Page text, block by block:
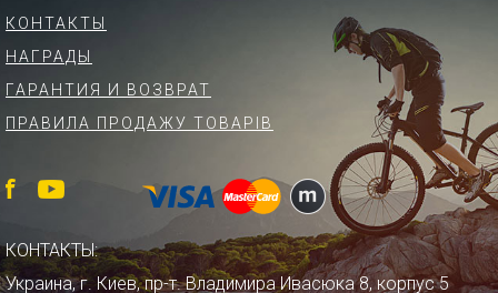
КОНТАКТЫ
НАГРАДЫ
ГАРАНТИЯ И ВОЗВРАТ
ПРАВИЛА ПРОДАЖУ ТОВАРІВ
КОНТАКТЫ:
Украина, г. Киев, пр-т. Владимира Ивасюка 8, корпус 5